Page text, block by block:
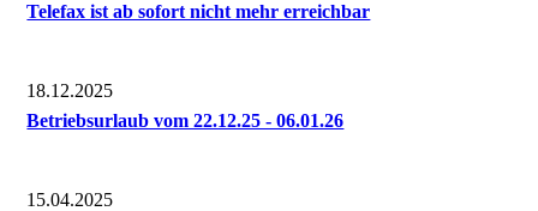
Telefax ist ab sofort nicht mehr erreichbar
18.12.2025
Betriebsurlaub vom 22.12.25 - 06.01.26
15.04.2025